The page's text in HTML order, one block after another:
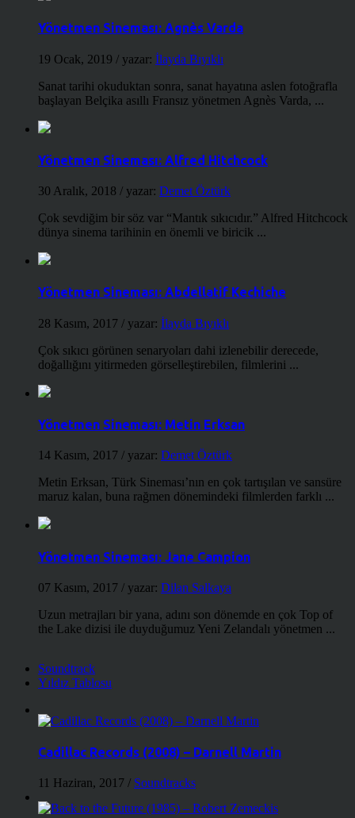
Yönetmen Sineması: Agnès Varda
19 Ocak, 2019 / yazar: İlayda Bıyıklı
Sanat tarihi okuduktan sonra, sanat hayatına aslen fotoğrafla
başlayan Belçika asıllı Fransız yönetmen Agnès Varda, ...
Yönetmen Sineması: Alfred Hitchcock
30 Aralık, 2018 / yazar: Demet Öztürk
Çok sevdiğim bir söz var “Mantık sıkıcıdır.” Alfred Hitchcock
dünya sinema tarihinin en önemli ve biricik ...
Yönetmen Sineması: Abdellatif Kechiche
28 Kasım, 2017 / yazar: İlayda Bıyıklı
Çok sıkıcı görünen senaryoları dahi izlenebilir derecede,
doğallığını yitirmeden görselleştirebilen, filmlerini ...
Yönetmen Sineması: Metin Erksan
14 Kasım, 2017 / yazar: Demet Öztürk
Metin Erksan, Türk Sineması’nın en çok tartışılan ve sansüre
maruz kalan, buna rağmen dönemindeki filmlerden farklı ...
Yönetmen Sineması: Jane Campion
07 Kasım, 2017 / yazar: Dilan Salkaya
Uzun metrajları bir yana, adını son dönemde en çok Top of
the Lake dizisi ile duyduğumuz Yeni Zelandalı yönetmen ...
Soundtrack
Yıldız Tablosu
Cadillac Records (2008) – Darnell Martin
11 Haziran, 2017 / Soundtracks